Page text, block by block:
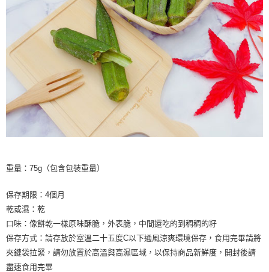
重量：75g（包含包裝重量）
保存期限：4個月
乾或濕：乾
口味：像餅乾一樣原味酥脆，外表脆，中間還吃的到稠稠的籽
保存方式：請存放於室溫二十五度C以下通風涼爽環境保存，食用完畢請將
夾鏈袋拉緊，請勿放置於高溫與高濕區域，以保持商品新鮮度，開封後請
盡速食用完畢